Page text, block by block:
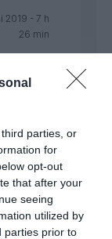
parties, or
for
opt-out
that after your
seeing
utilized by
parties prior to
2019 - 7 h
26 min
peut-
le fait
est